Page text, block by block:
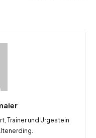
Trainer und Urgestein